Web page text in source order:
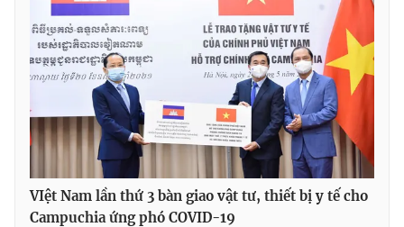
Cơ quan báo chí:
Giấy phép hoạt động báo in và báo điện tử số 483/GP-BTTTT
cấp ngày 29/12/2023
Tổng Biên tập:Vũ Thanh Thủy
Phó Tổng Biên tập:Nguyễn Thị Mỹ Hạnh, Phạm Quốc Thắng,
Nguyễn Trọng Ninh
Tổng đài VTV:024.38 355 931 - 024.38 355 932
Ðiện thoại Thời báo VTV:
Email:
toasoan@vtv.vn
VIệt Nam lần thứ 3 bàn giao vật tư, thiết bị y tế cho
Campuchia ứng phó COVID-19